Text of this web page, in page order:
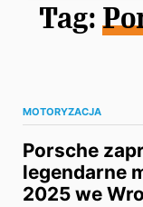
Tag:
MOTORYZACJA
Porsche
legendarne
2025 we